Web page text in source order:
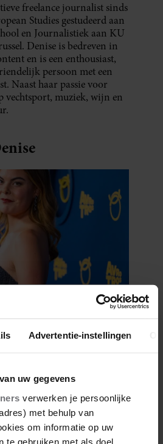
Advertentie-instellingen
uw gegevens
verwerken je persoonlijke
met behulp van
om informatie op uw
te gebruiken met als doel
freelance journalist sinds
Studies gestudeerd aan
en Journalistiek aan KU
Denise is bedreven in
en is een enthousiast,
persoon met een
Naast haar passie voor
vechtsport, muziek, wijn en
VAN ELOISE